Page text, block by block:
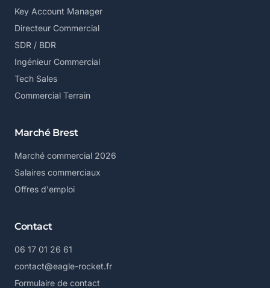
Key Account Manager
Directeur Commercial
SDR / BDR
Ingénieur Commercial
Tech Sales
Commercial Terrain
Marché Brest
Marché commercial 2026
Salaires commerciaux
Offres d'emploi
Contact
06 17 01 26 61
contact@eagle-rocket.fr
Formulaire de contact